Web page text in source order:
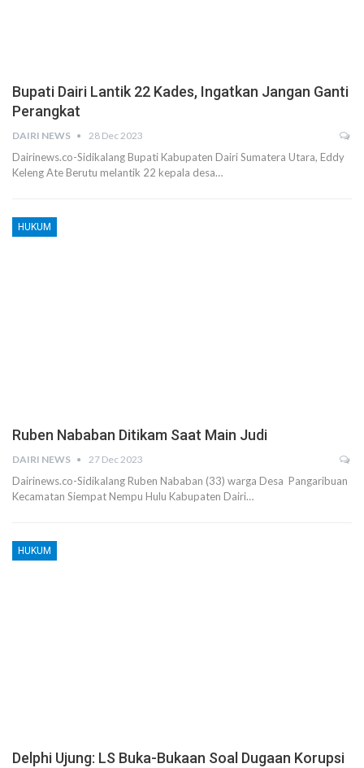
Bupati Dairi Lantik 22 Kades, Ingatkan Jangan Ganti
Perangkat
DAIRI NEWS 28 Dec 2023
Dairinews.co-Sidikalang Bupati Kabupaten Dairi Sumatera Utara, Eddy
Keleng Ate Berutu melantik 22 kepala desa…
HUKUM
Ruben Nababan Ditikam Saat Main Judi
DAIRI NEWS 27 Dec 2023
Dairinews.co-Sidikalang Ruben Nababan (33) warga Desa Pangaribuan
Kecamatan Siempat Nempu Hulu Kabupaten Dairi…
HUKUM
Delphi Ujung: LS Buka-Bukaan Soal Dugaan Korupsi